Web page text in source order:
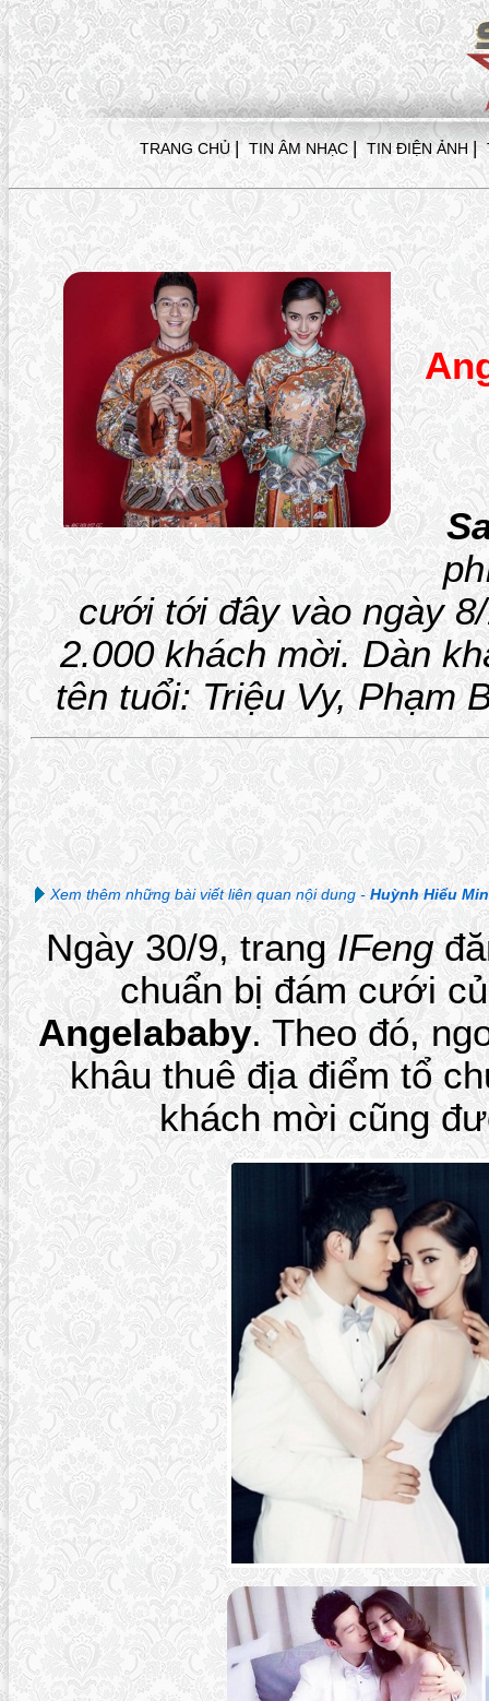
TRANG CHỦ | TIN ÂM NHẠC | TIN ĐIỆN ẢNH |
cưới tới đây vào ngày
2.000 khách mời. Dàn
tên tuổi: Triệu Vy, Phạm
Xem thêm những bài viết liên quan nội dung -Huỳnh Hiểu
Ngày 30/9, trangIFeng
chuẩn bị đám cưới
Angelababy. Theo đó,
khâu thuê địa điểm tổ
khách mời cũng